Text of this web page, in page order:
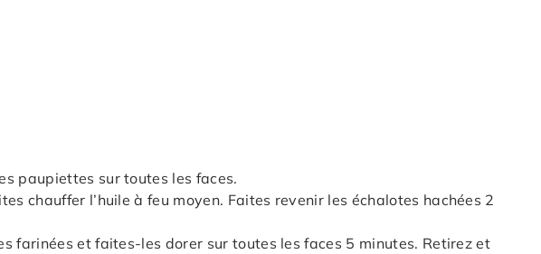
paupiettes sur toutes les faces.
chauffer l’huile à feu moyen. Faites revenir les échalotes hachées 2
farinées et faites-les dorer sur toutes les faces 5 minutes. Retirez et